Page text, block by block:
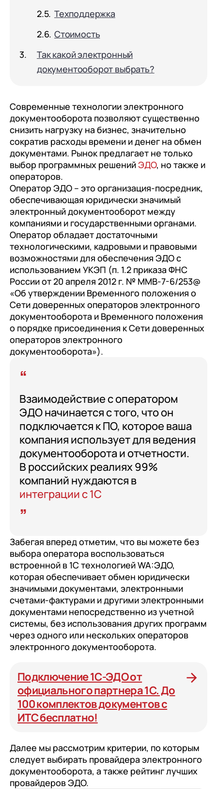
Техподдержка
Стоимость
Так какой электронный
документооборот выбрать?
Современные технологии электронного
документооборота позволяют существенно
снизить нагрузку на бизнес, значительно
сократив расходы времени и денег на обмен
документами. Рынок предлагает не только
выбор программных решенийЭДО, но также и
операторов.
Оператор ЭДО – это организация-посредник,
обеспечивающая юридически значимый
электронный документооборот между
компаниями и государственными органами.
Оператор обладает достаточными
технологическими, кадровыми и правовыми
возможностями для обеспечения ЭДО с
использованием УКЭП (п. 1.2 приказа ФНС
России от 20 апреля 2012 г. № ММВ-7-6/253@
«Об утверждении Временного положения о
Сети доверенных операторов электронного
документооборота и Временного положения
о порядке присоединения к Сети доверенных
операторов электронного
документооборота»).
Взаимодействие с оператором
ЭДО начинается с того, что он
подключается к ПО, которое ваша
компания использует для ведения
документооборота и отчетности.
В российских реалиях 99%
компаний нуждаются в
интеграции с 1С
Забегая вперед отметим, что вы можете без
выбора оператора воспользоваться
встроенной в 1С технологией WA:ЭДО,
которая обеспечивает обмен юридически
значимыми документами, электронными
счетами-фактурами и другими электронными
документами непосредственно из учетной
системы, без использования других программ
через одного или нескольких операторов
электронного документооборота.
Подключение 1С-ЭДО от
официального партнера 1С. До
100 комплектов документов с
ИТС бесплатно!
Далее мы рассмотрим критерии, по которым
следует выбирать провайдера электронного
документооборота, а также рейтинг лучших
провайдеров ЭДО.
Переход с Terrasoft CRM на 1С:CRM или
документооборот (КЭДО)
1С:Кабинет сотрудника
Внутренний документооборот (СЭД)
1С:Документооборот 8
Управление финансами (FRP)
WA:Финансист
Отраслевые решения
Легкая логистика
Бизнес-аналитика (BI)
1С:Аналитика
Управление взаимоотношениями
с клиентами (CRM)
1С:CRM
Лицензии 1С
Сервисы 1С
1С-ЭДО
1С:Контрагент
1С-Отчетность
1С:Фреш
Прочие отрасли
Контакты
Релокация
Грейды
Истории успеха
Отзывы сотрудников